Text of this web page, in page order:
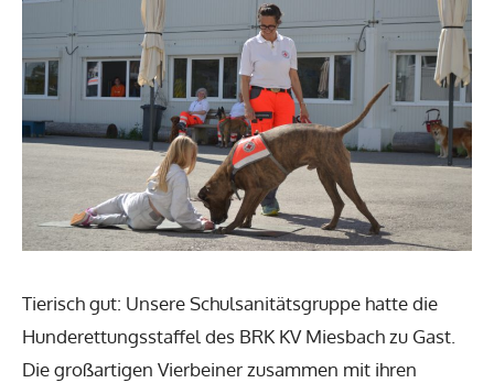
Tierisch gut: Unsere Schulsanitätsgruppe hatte die
Hunderettungsstaffel des BRK KV Miesbach zu Gast.
Die großartigen Vierbeiner zusammen mit ihren